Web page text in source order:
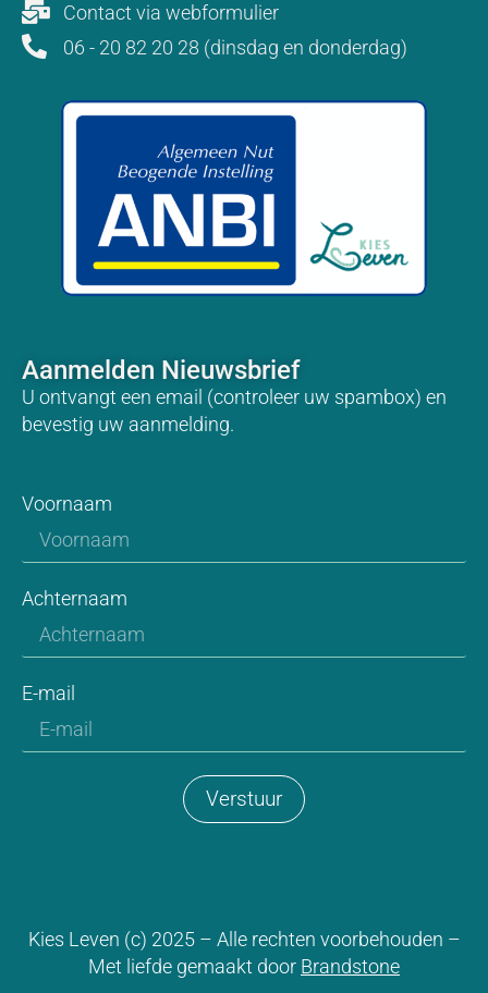
Contact via webformulier
06 - 20 82 20 28 (dinsdag en donderdag)
Aanmelden Nieuwsbrief
U ontvangt een email (controleer uw spambox) en
bevestig uw aanmelding.
Voornaam
Achternaam
E-mail
Verstuur
Kies Leven (c) 2025 – Alle rechten voorbehouden –
Met liefde gemaakt door Brandstone